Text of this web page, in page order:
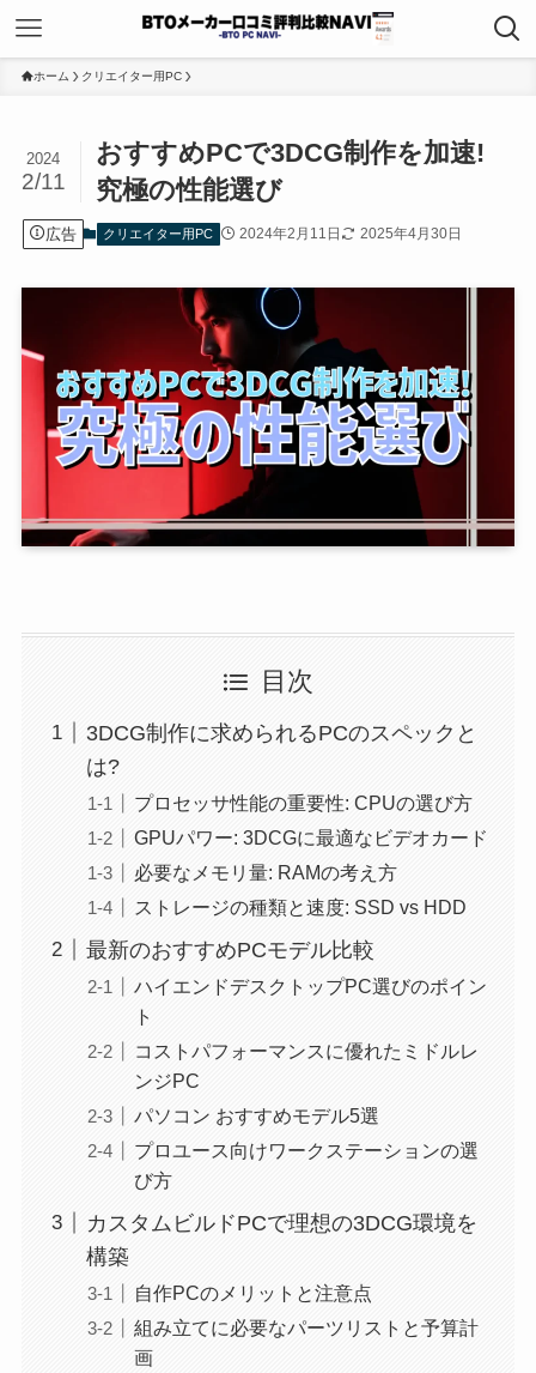
ホーム クリエイター用PC
おすすめPCで3DCG制作を加速!
究極の性能選び
2024
2/11
広告 クリエイター用PC 2024年2月11日 2025年4月30日
目次
3DCG制作に求められるPCのスペックと
は?
プロセッサ性能の重要性: CPUの選び方
GPUパワー: 3DCGに最適なビデオカード
必要なメモリ量: RAMの考え方
ストレージの種類と速度: SSD vs HDD
最新のおすすめPCモデル比較
ハイエンドデスクトップPC選びのポイン
ト
コストパフォーマンスに優れたミドルレ
ンジPC
パソコン おすすめモデル5選
プロユース向けワークステーションの選
び方
カスタムビルドPCで理想の3DCG環境を
構築
自作PCのメリットと注意点
組み立てに必要なパーツリストと予算計
画